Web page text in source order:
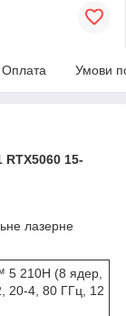
Оплата Умови
RTX5060 15-
лазерне
5 210H (8 ядер,
20-4, 80 ГГц, 12